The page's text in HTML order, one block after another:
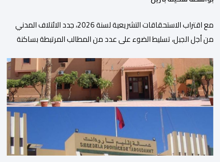
مع اقتراب الاستحقاقات التشريعية لسنة 2026، جدد الائتلاف المدني
من أجل الجبل، تسليط الضوء على عدد من المطالب المرتبطة بساكنة
فيها الأحزاب السياسية، إلى ادراج 10 التزامات ضمن برامجها الانتخابية
المنتظرة، في إطار تعاقد سياسي مع المناطق الجبلية والانتقال من
الوعود الانتخابية إلى التزامات عملية […]